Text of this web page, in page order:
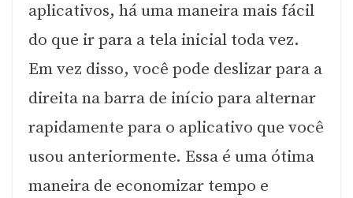
aplicativos, há uma maneira mais fácil
do que ir para a tela inicial toda vez.
Em vez disso, você pode deslizar para a
direita na barra de início para alternar
rapidamente para o aplicativo que você
usou anteriormente. Essa é uma ótima
maneira de economizar tempo e